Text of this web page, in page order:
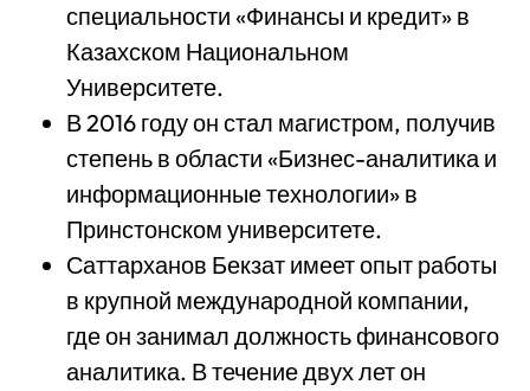
специальности «Финансы и кредит» в
Казахском Национальном
Университете.
В 2016 году он стал магистром, получив
степень в области «Бизнес-аналитика и
информационные технологии» в
Принстонском университете.
Саттарханов Бекзат имеет опыт работы
в крупной международной компании,
где он занимал должность финансового
аналитика. В течение двух лет он